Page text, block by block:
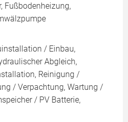
Fußbodenheizung,
/ Einbau,
Abgleich,
Reinigung /
/ Verpachtung, Wartung /
/ PV Batterie,